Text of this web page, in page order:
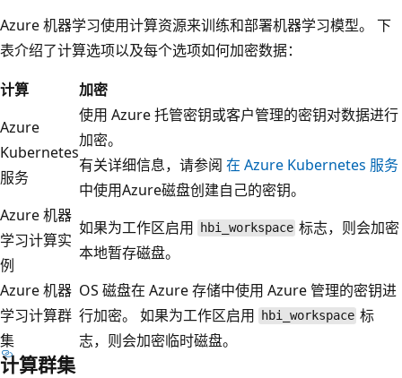
Azure 机器学习使用计算资源来训练和部署机器学习模型。 下
表介绍了计算选项以及每个选项如何加密数据：
计算
加密
Azure
Kubernetes
服务
使用 Azure 托管密钥或客户管理的密钥对数据进行
加密。
有关详细信息，请参阅 在 Azure Kubernetes 服务
中使用Azure磁盘创建自己的密钥。
Azure 机器
学习计算实
例
如果为工作区启用 hbi_workspace 标志，则会加密
本地暂存磁盘。
Azure 机器
学习计算群
集
OS 磁盘在 Azure 存储中使用 Azure 管理的密钥进
行加密。 如果为工作区启用
hbi_workspace 标
志，则会加密临时磁盘。
计算群集